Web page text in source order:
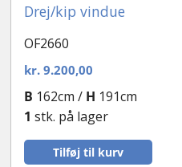
Drej/kip vindue
OF2660
kr.9.200,00
Tilføj til kurv
B 162cm / H 191cm
1 stk. på lager